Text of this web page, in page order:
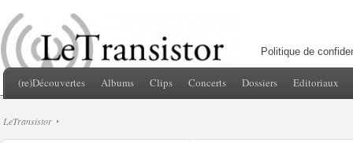
Politique de
(re)Découvertes Albums Clips Concerts Dossiers Editoriaux
LeTransistor